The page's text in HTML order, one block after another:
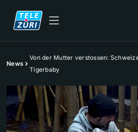
News
Von der Mutter verstossen:
Tigerbaby